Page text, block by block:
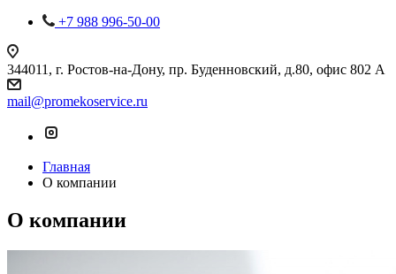
+7 988 996-50-00
344011, г. Ростов-на-Дону, пр. Буденновский, д.80, офис 802 А
mail@promekoservice.ru
Главная
О компании
О компании